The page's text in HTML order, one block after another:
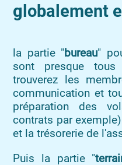
globalement
la partie "bureau"
sont presque
trouverez les
communication et
préparation des
contrats par
et la trésorerie de
Puis la partie "